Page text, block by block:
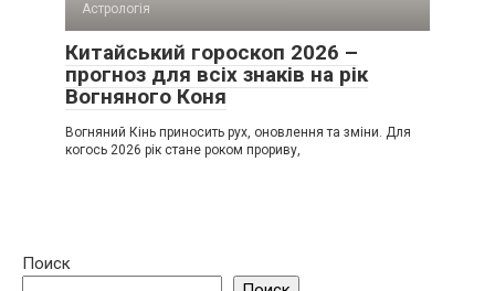
Астрологія
Китайський гороскоп 2026 –
прогноз для всіх знаків на рік
Вогняного Коня
Вогняний Кінь приносить рух, оновлення та зміни. Для
когось 2026 рік стане роком прориву,
Поиск